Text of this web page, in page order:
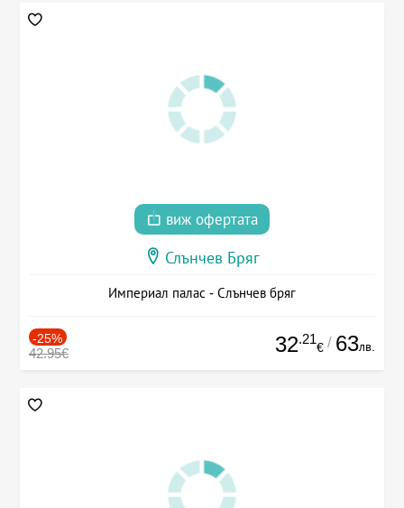
виж офертата
Слънчев Бряг
Империал палас - Слънчев бряг
-25%
42.95€ 32.21
€ / 63лв.